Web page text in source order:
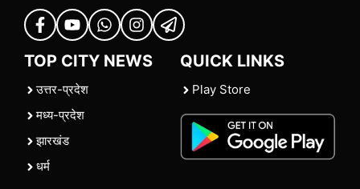
TOP CITY NEWS
उत्तर-प्रदेश
मध्य-प्रदेश
झारखंड
धर्म
QUICK LINKS
Play Store